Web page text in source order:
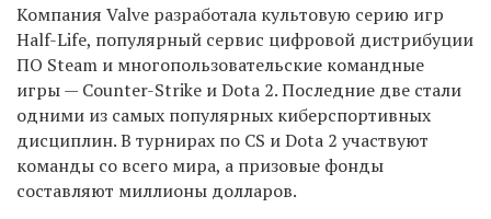
Компания Valve разработала культовую серию игр
Half-Life, популярный сервис цифровой дистрибуции
ПО Steam и многопользовательские командные
игры — Counter-Strike и Dota 2. Последние две стали
одними из самых популярных киберспортивных
дисциплин. В турнирах по CS и Dota 2 участвуют
команды со всего мира, а призовые фонды
составляют миллионы долларов.